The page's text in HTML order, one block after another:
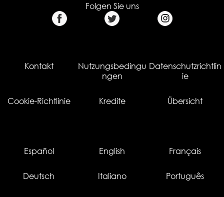
Folgen Sie uns
Kontakt
Nutzungsbedingu
ngen
Datenschutzrichtlin
ie
Cookie-Richtlinie Kredite Übersicht
Español English Français
Deutsch Italiano Português